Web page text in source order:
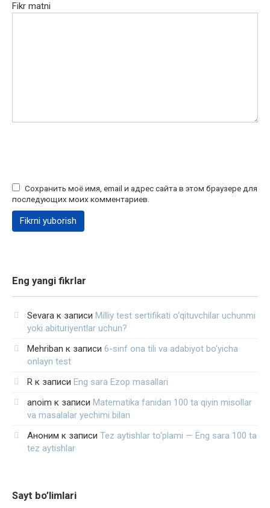
Fikr matni
Сохранить моё имя, email и адрес сайта в этом браузере для
последующих моих комментариев.
Eng yangi fikrlar
Sevara к записи Milliy test sertifikati o‘qituvchilar uchunmi
yoki abituriyentlar uchun?
Mehriban к записи 6-sinf ona tili va adabiyot bo‘yicha
onlayn test
R к записи Eng sara Ezop masallari
anoim к записи Matematika fanidan 100 ta qiyin misollar
va masalalar yechimi bilan
Аноним к записи Tez aytishlar to‘plami — Eng sara 100 ta
tez aytishlar
Sayt bo’limlari